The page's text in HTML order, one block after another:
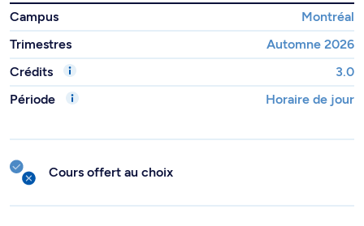
Campus
Montréal
Trimestres
Automne 2026
Crédits
3.0
Période
Horaire de jour
Cours offert au choix